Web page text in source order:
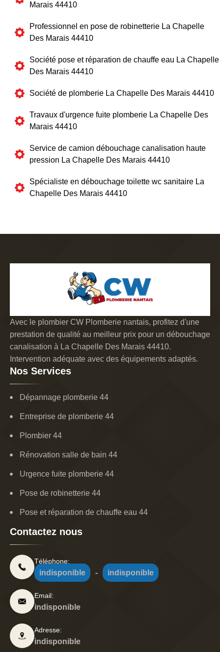
Marais 44410
Professionnel en pose de robinetterie La Chapelle
Des Marais 44410
Société pose et réparation de chauffe eau La Chapelle
Des Marais 44410
Société de plomberie La Chapelle Des Marais 44410
Travaux d'urgence fuite plomberie La Chapelle Des
Marais 44410
Service de camion débouchage canalisation haute
pression La Chapelle Des Marais 44410
Spécialiste en débouchage toilette wc sanitaire La
Chapelle Des Marais 44410
Avec le plombier CW Plomberie nantais, profitez d'une
prestation de qualité au meilleur prix pour un débouchage
canalisation à La Chapelle Des Marais 44410.
Intervention adéquate avec des équipements adaptés.
Nos Services
Dépannage plomberie 44
Entreprise de plomberie 44
Plombier 44
Rénovation salle de bain 44
Urgence fuite plomberie 44
Pose de robinetterie 44
Pose et réparation de chauffe eau 44
Contactez nous
Téléphone:
indisponible - indisponible
Email:
indisponible
Adresse:
indisponible